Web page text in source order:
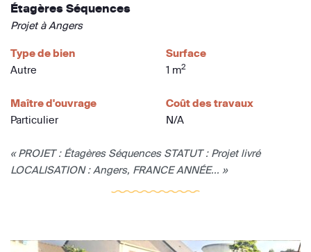
Étagères Séquences
Projet à Angers
Type de bien
Autre
Surface
1 m2
Maître d'ouvrage
Particulier
Coût des travaux
N/A
« PROJET : Étagères Séquences STATUT : Projet livré
LOCALISATION : Angers, FRANCE ANNÉE... »